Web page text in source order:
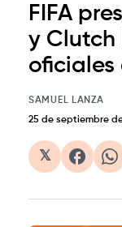
FIFA
y Clutch
oficiales
SAMUEL LANZA
25 de septiembre
𝕏